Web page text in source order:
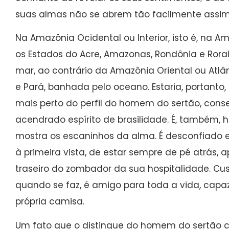
suas almas não se abrem tão facilmente
Na Amazônia Ocidental ou Interior, isto é, na
os Estados do Acre, Amazonas, Rondônia e
mar, ao contrário da Amazônia Oriental ou
e Pará, banhada pelo oceano. Estaria,
mais perto do perfil do homem do sertão,
acendrado espírito de brasilidade. É, também,
mostra os escaninhos da alma. É desconfiado
à primeira vista, de estar sempre de pé atrás,
traseiro do zombador da sua hospitalidade.
quando se faz, é amigo para toda a vida,
própria camisa.
Um fato que o distingue do homem do sertão